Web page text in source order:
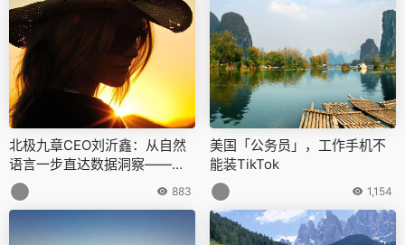
北极九章CEO刘沂鑫：从自然
语言一步直达数据洞察——数
据驱动增长的新范式｜量子位·
视点分享回顾
883
美国「公务员」，工作手机不
能装TikTok
1,154